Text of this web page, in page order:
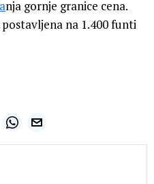
nja gornje granice cena.
na 1.400 funti